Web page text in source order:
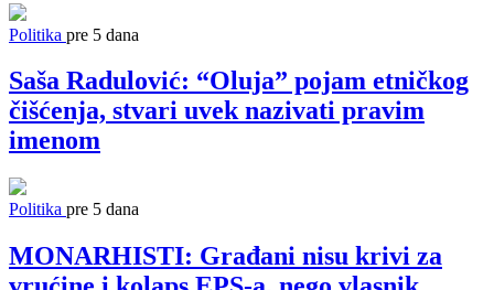
Politika pre 5 dana
Saša Radulović: “Oluja” pojam etničkog
čišćenja, stvari uvek nazivati pravim
imenom
Politika pre 5 dana
MONARHISTI: Građani nisu krivi za